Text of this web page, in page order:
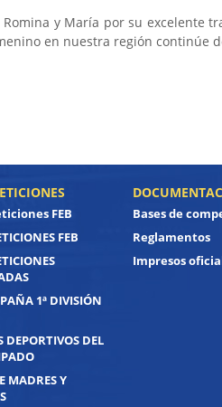
y María por su excelente
en nuestra región continúe
FEB
FEB
1ª DIVISIÓN
DEPORTIVOS DEL
MADRES Y
Bases de
Reglamentos
Impresos